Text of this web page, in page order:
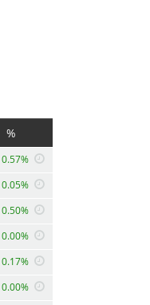
%
0.57%
0.05%
0.50%
0.00%
0.17%
0.00%